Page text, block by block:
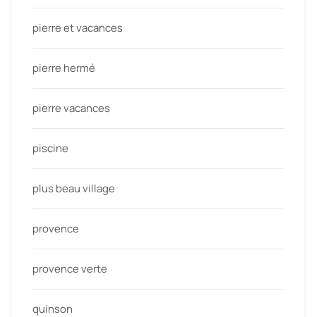
pierre et vacances
pierre hermé
pierre vacances
piscine
plus beau village
provence
provence verte
quinson